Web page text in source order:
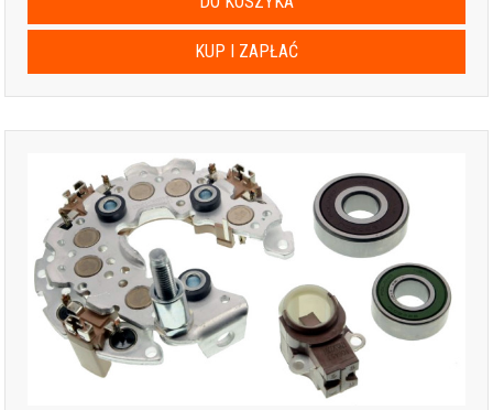
KUP I ZAPŁAĆ